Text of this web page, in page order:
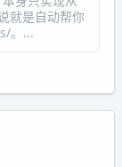
就是自动帮你
。...